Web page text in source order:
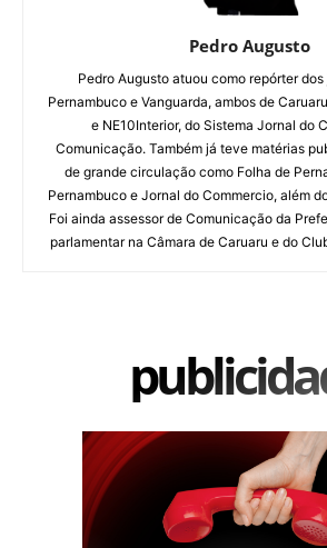
Pedro Augusto
Pedro Augusto atuou como repórter dos
Pernambuco e Vanguarda, ambos de
e NE10Interior, do Sistema Jornal do
Comunicação. Também já teve matérias
de grande circulação como Folha de
Pernambuco e Jornal do Commercio, além
Foi ainda assessor de Comunicação da
parlamentar na Câmara de Caruaru e do